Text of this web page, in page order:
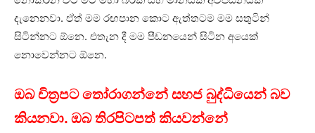
දැනෙනවා. ඒත් මම රඟපාන කොට ඇත්තටම මම සතුටින්
සිටින්නට ඕනෙ. එතැන දී මම පීඩනයෙන් සිටින අයෙක්
නොවෙන්නට ඕනෙ.
ඔබ චිත්‍රපට තෝරාගන්නේ සහජ බුද්ධියෙන් බව
කියනවා. ඔබ තිරපිටපත් කියවන්නේ